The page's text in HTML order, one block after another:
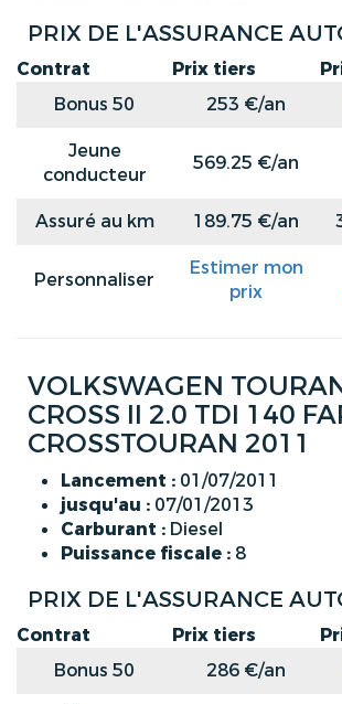
PRIX DE L'ASSURANCE
Contrat Prix tiers
Bonus 50
253 €/an
Jeune
conducteur
569.25 €/an
Assuré au km
189.75 €/an
Personnaliser
Estimer mon
prix
VOLKSWAGEN
CROSS II 2.0 TDI 140
CROSSTOURAN 2011
Lancement : 01/07/2011
jusqu'au : 07/01/2013
Carburant : Diesel
Puissance fiscale : 8
PRIX DE L'ASSURANCE
Contrat Prix tiers
Bonus 50
286 €/an